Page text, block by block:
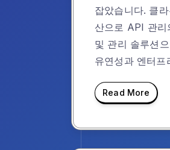
잡았습니다. 클
산으로 API 관
및 관리 솔루션
유연성과 엔터
Read More